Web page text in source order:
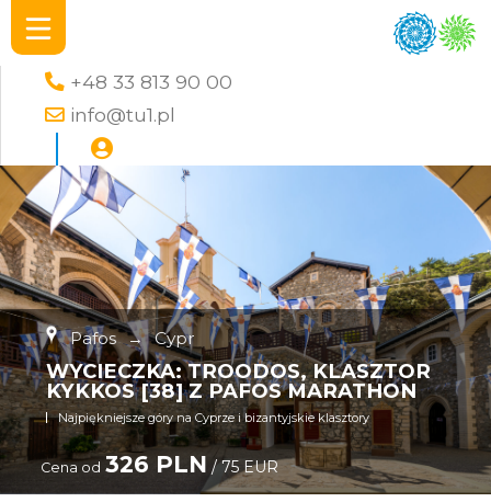
+48 33 813 90 00
info@tu1.pl
Pafos → Cypr
WYCIECZKA: TROODOS, KLASZTOR
KYKKOS [38] Z PAFOS MARATHON
Najpiękniejsze góry na Cyprze i bizantyjskie klasztory
Cena od 326 PLN / 75 EUR